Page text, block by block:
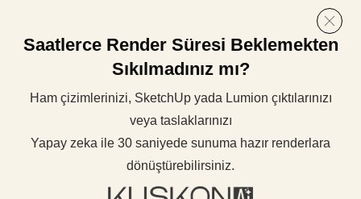
Saatlerce Render Süresi Beklemekten
Sıkılmadınız mı?
Ham çizimlerinizi, SketchUp yada Lumion çıktılarınızı
veya taslaklarınızı
Yapay zeka ile 30 saniyede sunuma hazır renderlara
dönüştürebilirsiniz.